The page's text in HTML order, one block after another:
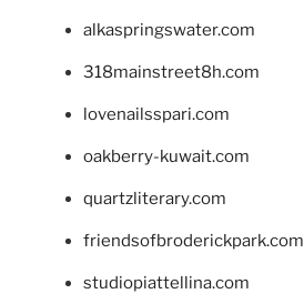
alkaspringswater.com
318mainstreet8h.com
lovenailsspari.com
oakberry-kuwait.com
quartzliterary.com
friendsofbroderickpark.com
studiopiattellina.com